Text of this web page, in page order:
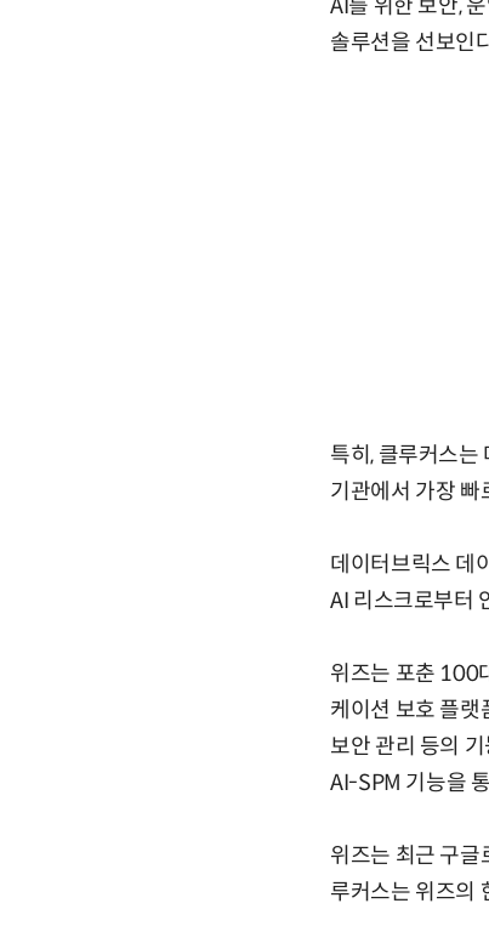
AI를 위한 보안,
솔루션을 선보인
특히, 클루커스
기관에서 가장 빠
데이터브릭스 데
AI 리스크로부터
위즈는 포춘 100
케이션 보호 플랫
보안 관리 등의
AI-SPM 기능을
위즈는 최근 구글
루커스는 위즈의